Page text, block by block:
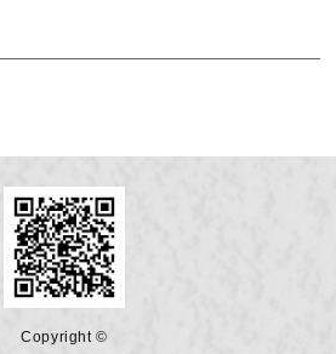
Copyright ©